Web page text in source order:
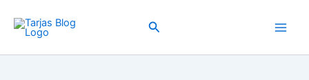
Inhalt
springen
Suchen